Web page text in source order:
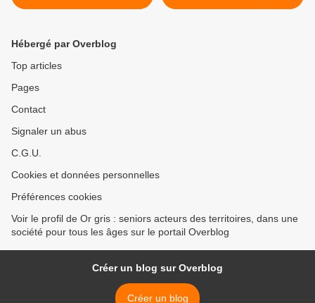
échanger sur leurs bonnes
Hébergé par Overblog
Top articles
Pages
Contact
Signaler un abus
C.G.U.
Cookies et données personnelles
Préférences cookies
Voir le profil de Or gris : seniors acteurs des territoires, dans une
société pour tous les âges sur le portail Overblog
Créer un blog sur Overblog
Créer un blog